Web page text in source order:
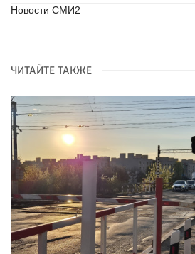
Новости СМИ2
ЧИТАЙТЕ ТАКЖЕ